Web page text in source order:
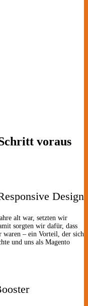
voraus
Design
alt war, setzten wir
sorgten wir dafür, dass
waren – ein Vorteil, der sich
und uns als Magento